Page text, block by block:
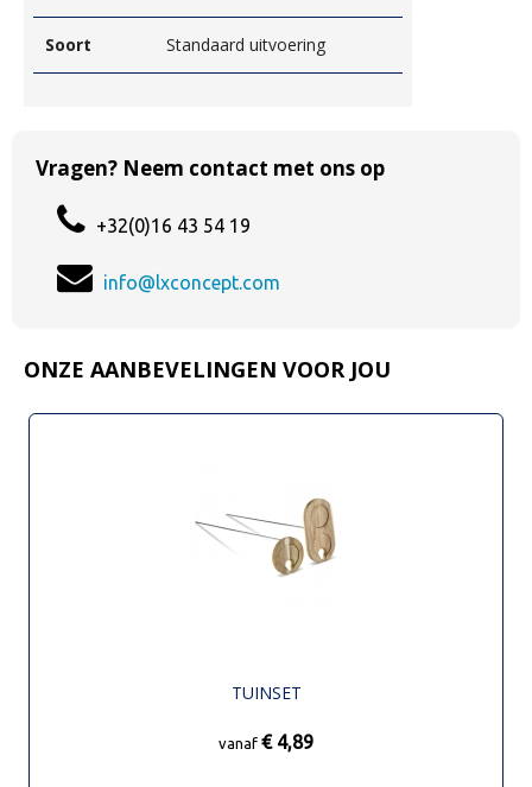
Soort Standaard uitvoering
Vragen? Neem contact met ons op
+32(0)16 43 54 19
info@lxconcept.com
ONZE AANBEVELINGEN VOOR JOU
TUINSET
vanaf € 4,89